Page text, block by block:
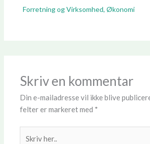
Forretning og Virksomhed, Økonomi
Skriv en kommentar
Din e-mailadresse vil ikke blive
felter er markeret med *